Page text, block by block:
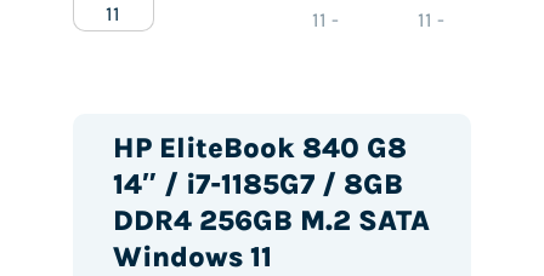
HP EliteBook 840 G8
14″ / i7-1185G7 / 8GB
DDR4 256GB M.2 SATA
Windows 11